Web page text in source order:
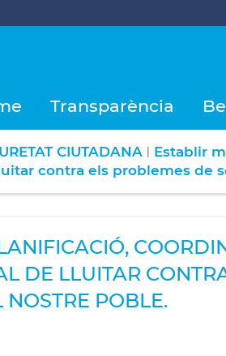
Transparència
CIUTADANA | Establir
contra els problemes
DE LLUITAR
POBLE.